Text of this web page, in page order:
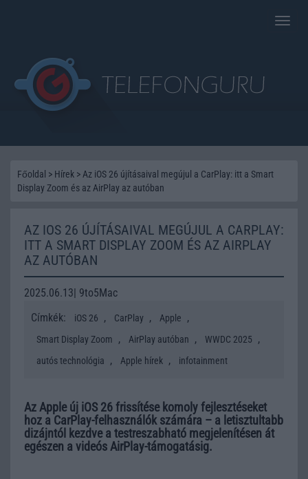
Toggle
Főoldal > Hírek > Az iOS 26 újításaival megújul a CarPlay: itt a Smart
Display Zoom és az AirPlay az autóban
AZ IOS 26 ÚJÍTÁSAIVAL MEGÚJUL A CARPLAY:
ITT A SMART DISPLAY ZOOM ÉS AZ AIRPLAY
AZ AUTÓBAN
2025.06.13| 9to5Mac
Címkék:
iOS 26 , CarPlay , Apple ,
Smart Display Zoom , AirPlay autóban , WWDC 2025 ,
autós technológia , Apple hírek , infotainment
Az Apple új iOS 26 frissítése komoly fejlesztéseket
hoz a CarPlay-felhasználók számára – a letisztultabb
dizájntól kezdve a testreszabható megjelenítésen át
egészen a videós AirPlay-támogatásig.